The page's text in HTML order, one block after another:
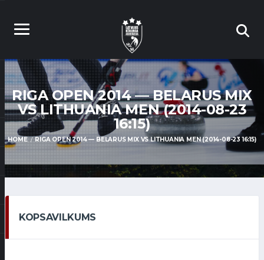
RIGA OPEN 2014 — BELARUS MIX
VS LITHUANIA MEN (2014-08-23
16:15)
HOME RIGA OPEN 2014 — BELARUS MIX VS LITHUANIA MEN (2014-08-23 16:15)
KOPSAVILKUMS